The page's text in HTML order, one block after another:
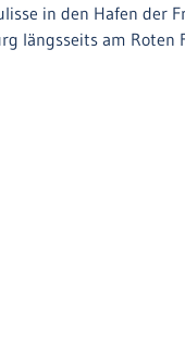
in den Hafen der
längsseits am Roten